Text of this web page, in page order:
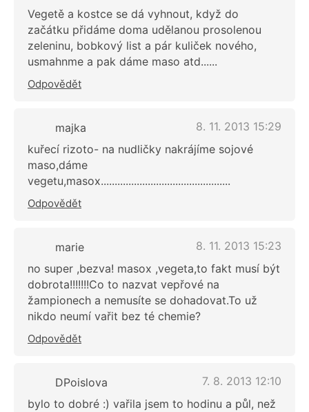
Vegetě a kostce se dá vyhnout, když do
začátku přidáme doma udělanou prosolenou
zeleninu, bobkový list a pár kuliček nového,
usmahnme a pak dáme maso atd......
Odpovědět
majka
8. 11. 2013 15:29
kuřecí rizoto- na nudličky nakrájíme sojové
maso,dáme
vegetu,masox...............................................
Odpovědět
marie
8. 11. 2013 15:23
no super ,bezva! masox ,vegeta,to fakt musí být
dobrota!!!!!!!Co to nazvat vepřové na
žampionech a nemusíte se dohadovat.To už
nikdo neumí vařit bez té chemie?
Odpovědět
DPoislova
7. 8. 2013 12:10
bylo to dobré :) vařila jsem to hodinu a půl, než